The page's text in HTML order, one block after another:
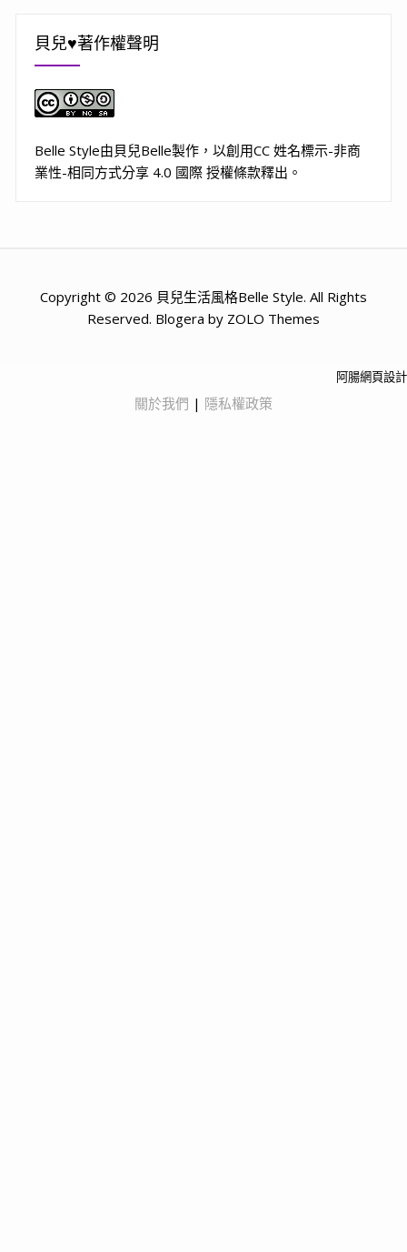
貝兒♥著作權聲明
Belle Style由貝兒Belle製作，以創用CC 姓名標示-非商
業性-相同方式分享 4.0 國際 授權條款釋出。
Copyright © 2026 貝兒生活風格Belle Style. All Rights
Reserved. Blogera by ZOLO Themes
阿腸網頁設計
關於我們 | 隱私權政策